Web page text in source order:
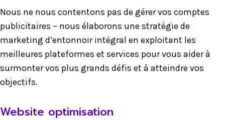
Nous ne nous contentons pas de gérer vos comptes
publicitaires – nous élaborons une stratégie de
marketing d’entonnoir intégral en exploitant les
meilleures plateformes et services pour vous aider à
surmonter vos plus grands défis et à atteindre vos
objectifs.
Website optimisation